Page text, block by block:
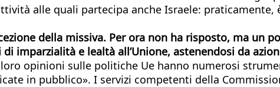
alle quali partecipa anche Israele:
della missiva. Per ora non ha risposto, ma un
imparzialità e lealtà all’Unione, astenendosi da
opinioni sulle politiche Ue hanno numerosi
in pubblico». I servizi competenti della